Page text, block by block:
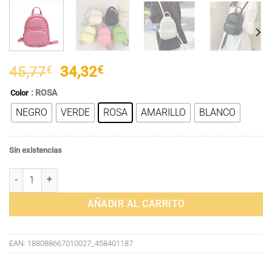
45,77€
El
original
era:
34,32€El
actual
es:
Color : ROSA
NEGRO VERDE ROSA AMARILLO BLANCO
Sin existencias
Mochila Mini de Cuero para Mujer - Versátil y Elegante - Ideal para
AÑADIR AL CARRITO
EAN: 188088667010027_458401187